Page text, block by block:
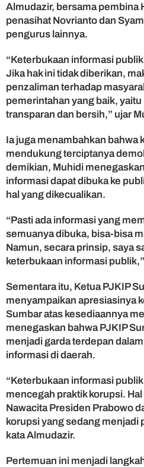
d
n
T
r
a
s
a
r
a
n
s
P
u
b
l
i
Almudazir, bersama pembina
penasihat Novrianto dan
pengurus lainnya.
“Keterbukaan informasi
Jika hak ini tidak diberikan,
penzaliman terhadap
pemerintahan yang baik,
transparan dan bersih,” ujar
Ia juga menambahkan bahwa
mendukung terciptanya
demikian, Muhidi
informasi dapat dibuka ke
hal yang dikecualikan.
“Pasti ada informasi yang
semuanya dibuka, bisa-bisa
Namun, secara prinsip, saya
keterbukaan informasi
Sementara itu, Ketua PJKIP
menyampaikan apresiasinya
Sumbar atas kesediaannya
menegaskan bahwa PJKIP
menjadi garda terdepan
informasi di daerah.
“Keterbukaan informasi
mencegah praktik korupsi.
Nawacita Presiden Prabowo
korupsi yang sedang menjadi
kata Almudazir.
Pertemuan ini menjadi